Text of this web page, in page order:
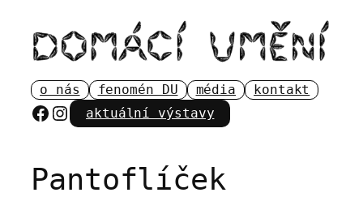
obsah
o nás fenomén DU média kontakt
Facebook
Instagram
aktuální výstavy
Pantoflíček